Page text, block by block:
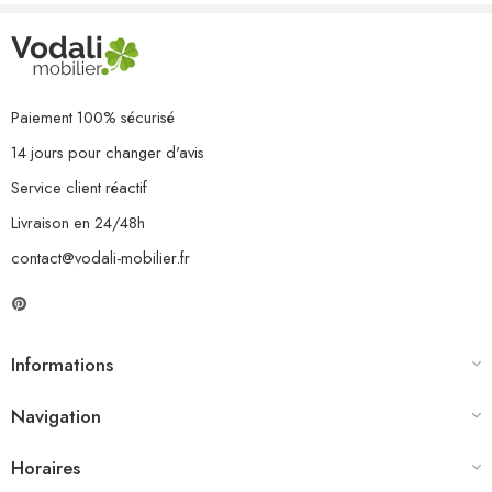
12 x chaise
Paiement 100% sécurisé
14 jours pour changer d'avis
Service client réactif
Livraison en 24/48h
contact@vodali-mobilier.fr
Informations
Navigation
Horaires